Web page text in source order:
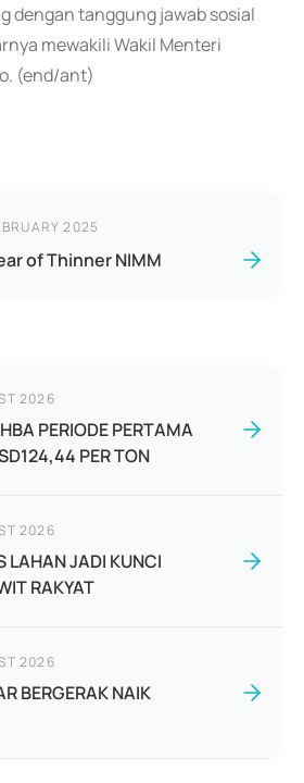
dengan tanggung jawab sosial
mewakili Wakil Menteri
(end/ant)
2025
of Thinner NIMM
2026
PERIODE PERTAMA
PER TON
2026
LAHAN JADI KUNCI
RAKYAT
2026
BERGERAK NAIK